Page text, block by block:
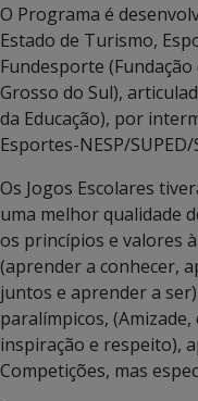
O Programa é
Estado de Turismo,
Fundesporte
Grosso do Sul),
da Educação), por
Esportes-NESP/SUPED/
Os Jogos Escolares
uma melhor qualidade
os princípios e valores
(aprender a conhecer,
juntos e aprender a
paralímpicos,
inspiração e respeito),
Competições, mas